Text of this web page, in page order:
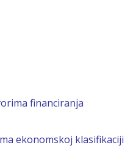
financiranja
ekonomskoj klasifikaciji